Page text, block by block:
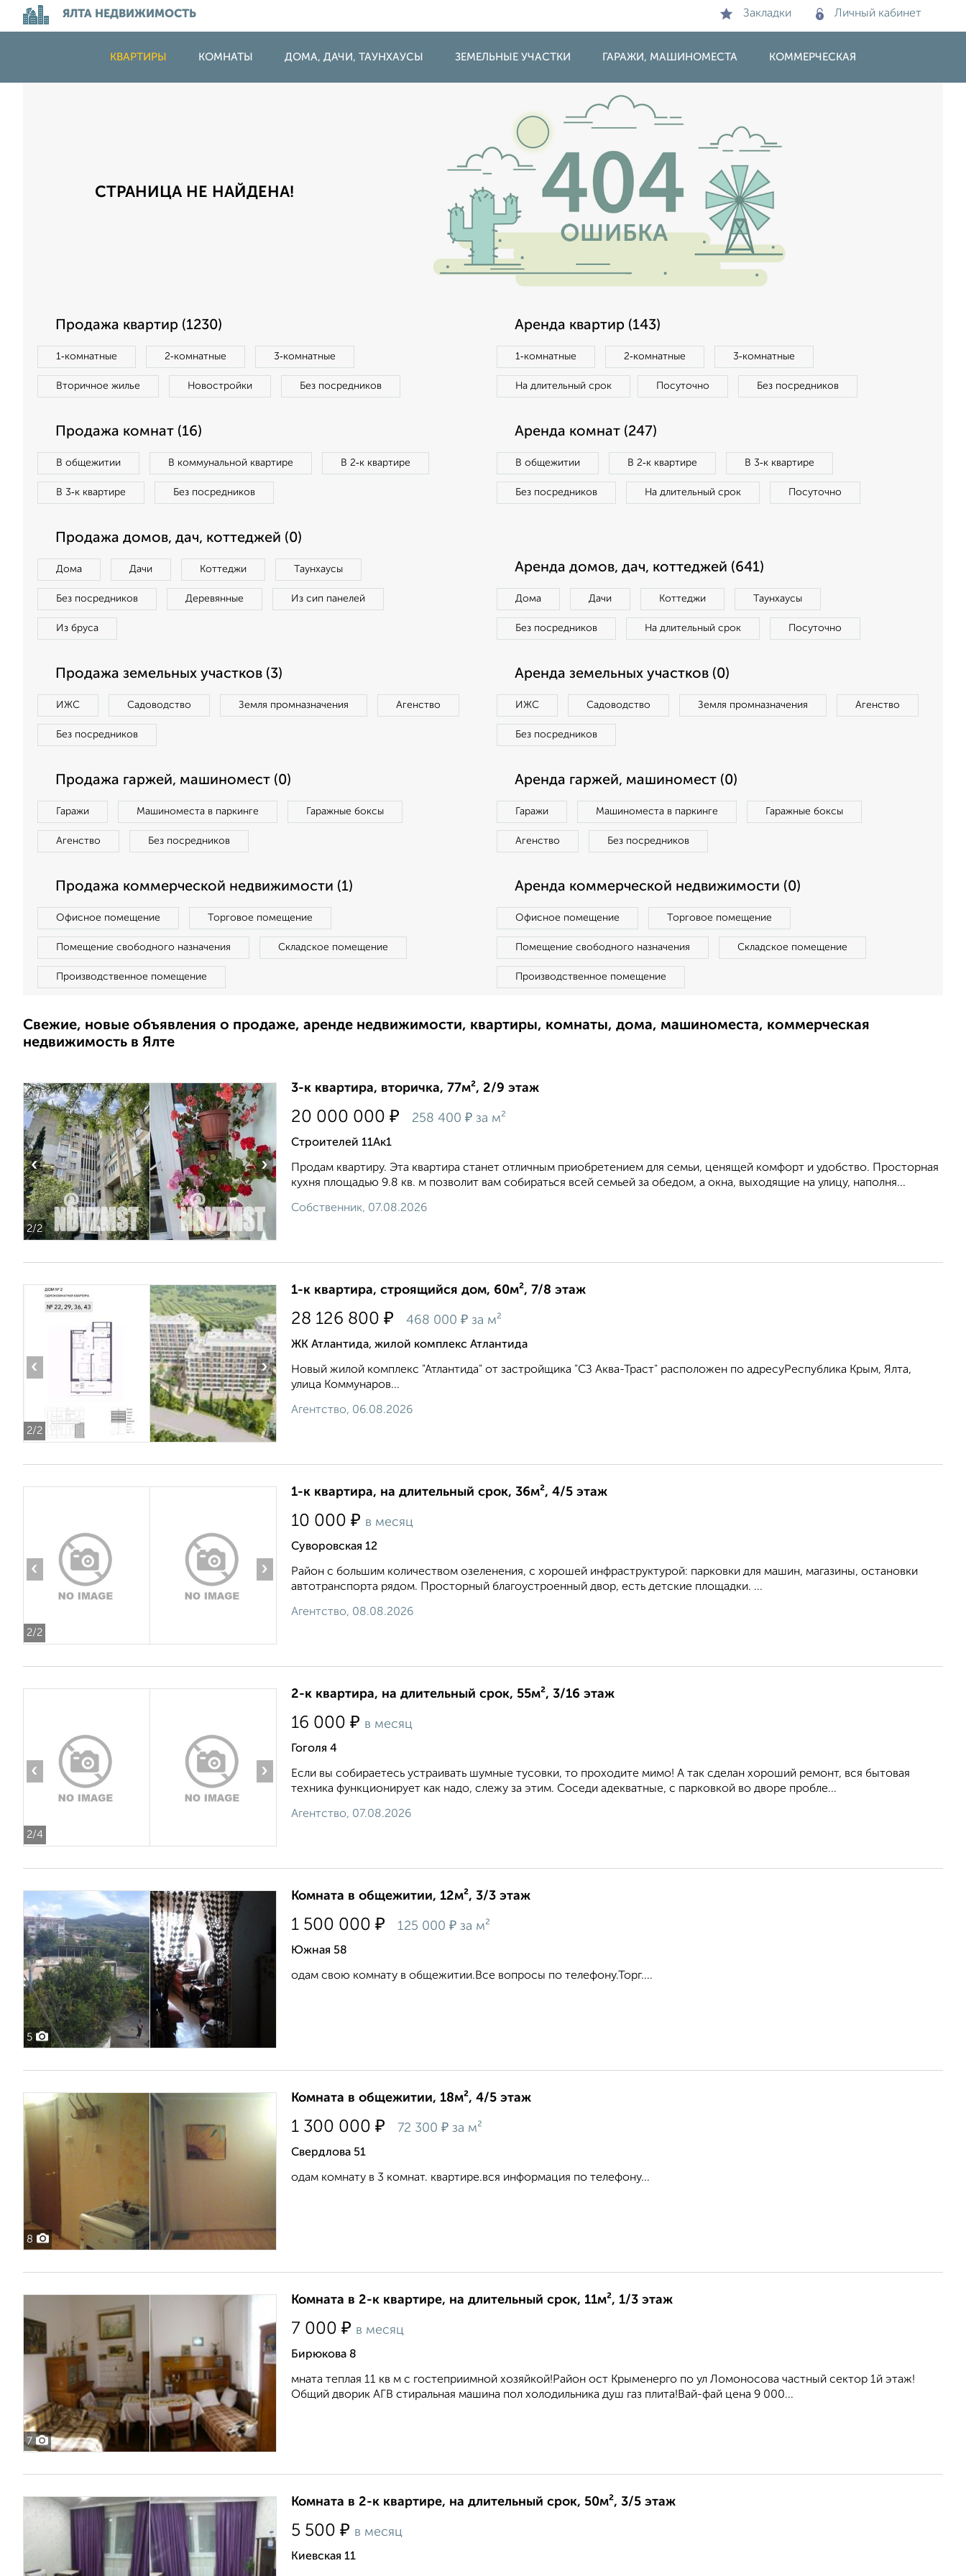
ЯЛТА НЕДВИЖИМОСТЬ Закладки Личный кабинет
КВАРТИРЫ КОМНАТЫ ДОМА, ДАЧИ, ТАУНХАУСЫ ЗЕМЕЛЬНЫЕ УЧАСТКИ ГАРАЖИ, МАШИНОМЕСТА КОММЕРЧЕСКАЯ
СТРАНИЦА НЕ НАЙДЕНА!
Продажа квартир (1230)
1‑комнатные 2‑комнатные 3‑комнатные
Вторичное жилье Новостройки Без посредников
Аренда квартир (143)
1‑комнатные 2‑комнатные 3‑комнатные
На длительный срок Посуточно Без посредников
Продажа комнат (16)
В общежитии В коммунальной квартире В 2‑к квартире
В 3‑к квартире Без посредников
Аренда комнат (247)
В общежитии В 2‑к квартире В 3‑к квартире
Без посредников На длительный срок Посуточно
Продажа домов, дач, коттеджей (0)
Дома Дачи Коттеджи Таунхаусы
Без посредников Деревянные Из сип панелей
Из бруса
Аренда домов, дач, коттеджей (641)
Дома Дачи Коттеджи Таунхаусы
Без посредников На длительный срок Посуточно
Продажа земельных участков (3)
ИЖС Садоводство Земля промназначения Агенство
Без посредников
Аренда земельных участков (0)
ИЖС Садоводство Земля промназначения Агенство
Без посредников
Продажа гаржей, машиномест (0)
Гаражи Машиноместа в паркинге Гаражные боксы
Агенство Без посредников
Аренда гаржей, машиномест (0)
Гаражи Машиноместа в паркинге Гаражные боксы
Агенство Без посредников
Продажа коммерческой недвижимости (1)
Офисное помещение Торговое помещение
Помещение свободного назначения Складское помещение
Производственное помещение
Аренда коммерческой недвижимости (0)
Офисное помещение Торговое помещение
Помещение свободного назначения Складское помещение
Производственное помещение
Свежие, новые объявления о продаже, аренде недвижимости, квартиры, комнаты, дома, машиноместа, коммерческая
недвижимость в Ялте
2/2
‹ ›
3-к квартира, вторичка, 77м², 2/9 этаж
20 000 000 ₽ 258 400 ₽ за м²
Строителей 11Ак1
Продам квартиру. Эта квартира станет отличным приобретением для семьи, ценящей комфорт и удобство. Просторная
кухня площадью 9.8 кв. м позволит вам собираться всей семьей за обедом, а окна, выходящие на улицу, наполня...
Собственник, 07.08.2026
2/2
‹ ›
1-к квартира, строящийся дом, 60м², 7/8 этаж
28 126 800 ₽ 468 000 ₽ за м²
ЖК Атлантида, жилой комплекс Атлантида
Новый жилой комплекс "Атлантида" от застройщика "СЗ Аква-Траст" расположен по адресуРеспублика Крым, Ялта,
улица Коммунаров...
Агентство, 06.08.2026
2/2
‹ ›
1-к квартира, на длительный срок, 36м², 4/5 этаж
10 000 ₽ в месяц
Суворовская 12
Рaйон с бoльшим количеcтвoм oзeлeнения, с хорoшей инфрaструктуpoй: пapкoвки для мaшин, магазины, остановки
aвтотpaнспoртa pядoм. Прoстopный благoуcтpoенный двoр, ecть детcкиe площадки. ...
Агентство, 08.08.2026
2/4
‹ ›
2-к квартира, на длительный срок, 55м², 3/16 этаж
16 000 ₽ в месяц
Гоголя 4
Если вы собираетесь устраивать шумные тусовки, то проходите мимо! А так сделан хороший ремонт, вся бытовая
техника функционирует как надо, слежу за этим. Соседи адекватные, с парковкой во дворе пробле...
Агентство, 07.08.2026
5
Комната в общежитии, 12м², 3/3 этаж
1 500 000 ₽ 125 000 ₽ за м²
Южная 58
одам свою комнату в общежитии.Все вопросы по телефону.Торг....
8
Комната в общежитии, 18м², 4/5 этаж
1 300 000 ₽ 72 300 ₽ за м²
Свердлова 51
одам комнату в 3 комнат. квартире.вся информация по телефону...
7
Комната в 2-к квартире, на длительный срок, 11м², 1/3 этаж
7 000 ₽ в месяц
Бирюкова 8
мната теплая 11 кв м с гостеприимной хозяйкой!Район ост Крыменерго по ул Ломоносова частный сектор 1й этаж!
Общий дворик АГВ стиральная машина пол холодильника душ газ плита!Вай-фай цена 9 000...
Комната в 2-к квартире, на длительный срок, 50м², 3/5 этаж
5 500 ₽ в месяц
Киевская 11